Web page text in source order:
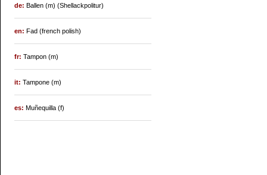
de:Ballen (m) (Shellackpolitur)
en:Fad (french polish)
fr:Tampon (m)
it:Tampone (m)
es:Muñequilla (f)